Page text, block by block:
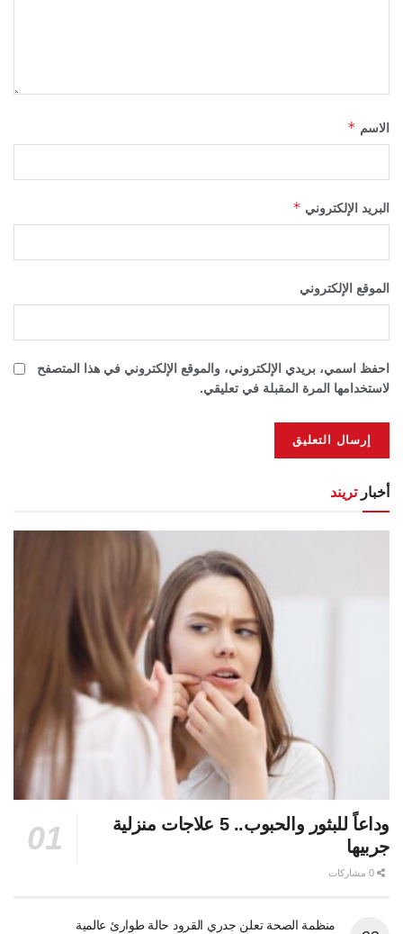
الاسم *
البريد الإلكتروني *
الموقع الإلكتروني
احفظ اسمي، بريدي الإلكتروني، والموقع الإلكتروني في هذا المتصفح
لاستخدامها المرة المقبلة في تعليقي.
أخبارتريند
وداعاً للبثور والحبوب.. 5 علاجات منزلية
جربيها
منظمة الصحة تعلن جدري القرود حالة طوارئ عالمية